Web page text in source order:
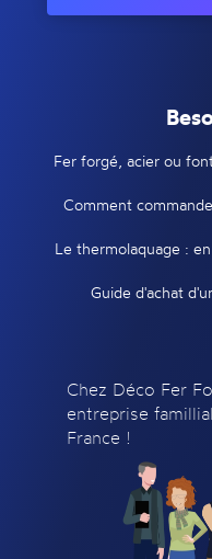
Fer forgé, acier ou
Comment
Le thermolaquage :
Guide d'achat
Chez Déco Fer
entreprise
France !